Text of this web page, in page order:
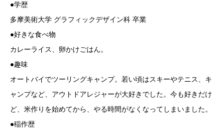
●学歴
多摩美術大学 グラフィックデザイン科 卒業
●好きな食べ物
カレーライス、卵かけごはん。
●趣味
オートバイでツーリングキャンプ。若い頃はスキーやテニス、キ
ャンプなど、アウトドアレジャーが大好きでした。今も好きだけ
ど、米作りを始めてから、やる時間がなくなってしまいました。
●稲作歴